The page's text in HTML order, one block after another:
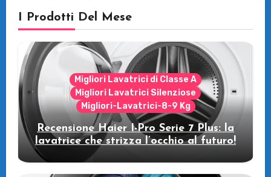
I Prodotti Del Mese
Migliori Lavatrici di Classe A
Migliori Lavatrici Silenziose
Migliori-Lavatrici-8-9 Kg
Recensione Haier I-Pro Serie 7 Plus: la
lavatrice che strizza l’occhio al futuro!